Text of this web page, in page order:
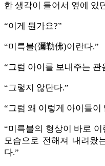
한 생각이 들어서 옆에 있
“이게 뭔가요?”
“미륵불(彌勒佛)이란다.”
“그럼 아이를 보내주는 관
“그렇지 않단다.”
“그럼 왜 이렇게 아이들이
“미륵불의 형상이 바로
모습으로 전해져 내려왔
다.”